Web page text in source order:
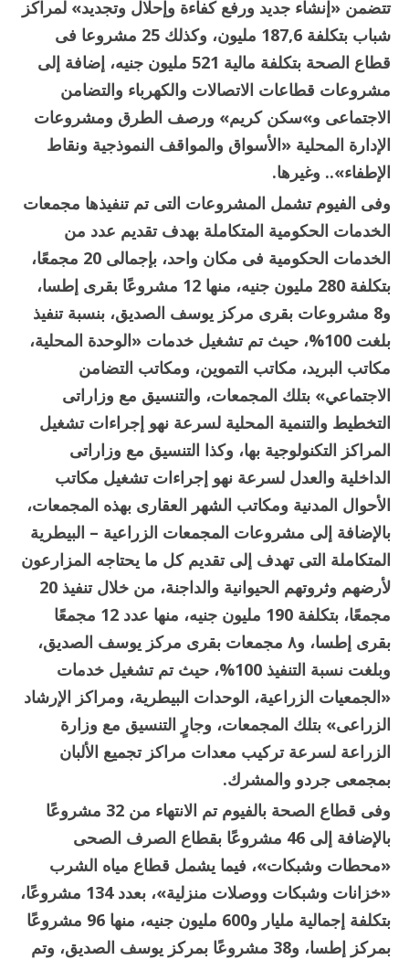
تتضمن «إنشاء جديد ورفع كفاءة وإحلال وتجديد» لمراكز
شباب بتكلفة 187,6 مليون، وكذلك 25 مشروعا فى
قطاع الصحة بتكلفة مالية 521 مليون جنيه، إضافة إلى
مشروعات قطاعات الاتصالات والكهرباء والتضامن
الاجتماعى و»سكن كريم» ورصف الطرق ومشروعات
الإدارة المحلية «الأسواق والمواقف النموذجية ونقاط
الإطفاء».. وغيرها.
وفى الفيوم تشمل المشروعات التى تم تنفيذها مجمعات
الخدمات الحكومية المتكاملة بهدف تقديم عدد من
الخدمات الحكومية فى مكان واحد، بإجمالى 20 مجمعًا،
بتكلفة 280 مليون جنيه، منها 12 مشروعًا بقرى إطسا،
و8 مشروعات بقرى مركز يوسف الصديق، بنسبة تنفيذ
بلغت 100%، حيث تم تشغيل خدمات «الوحدة المحلية،
مكاتب البريد، مكاتب التموين، ومكاتب التضامن
الاجتماعي» بتلك المجمعات، والتنسيق مع وزاراتى
التخطيط والتنمية المحلية لسرعة نهو إجراءات تشغيل
المراكز التكنولوجية بها، وكذا التنسيق مع وزاراتى
الداخلية والعدل لسرعة نهو إجراءات تشغيل مكاتب
الأحوال المدنية ومكاتب الشهر العقارى بهذه المجمعات،
بالإضافة إلى مشروعات المجمعات الزراعية – البيطرية
المتكاملة التى تهدف إلى تقديم كل ما يحتاجه المزارعون
لأرضهم وثروتهم الحيوانية والداجنة، من خلال تنفيذ 20
مجمعًا، بتكلفة 190 مليون جنيه، منها عدد 12 مجمعًا
بقرى إطسا، و٨ مجمعات بقرى مركز يوسف الصديق،
وبلغت نسبة التنفيذ 100%، حيث تم تشغيل خدمات
«الجمعيات الزراعية، الوحدات البيطرية، ومراكز الإرشاد
الزراعى» بتلك المجمعات، وجارٍ التنسيق مع وزارة
الزراعة لسرعة تركيب معدات مراكز تجميع الألبان
بمجمعى جردو والمشرك.
وفى قطاع الصحة بالفيوم تم الانتهاء من 32 مشروعًا
بالإضافة إلى 46 مشروعًا بقطاع الصرف الصحى
«محطات وشبكات»، فيما يشمل قطاع مياه الشرب
«خزانات وشبكات ووصلات منزلية»، بعدد 134 مشروعًا،
بتكلفة إجمالية مليار و600 مليون جنيه، منها 96 مشروعًا
بمركز إطسا، و38 مشروعًا بمركز يوسف الصديق، وتم